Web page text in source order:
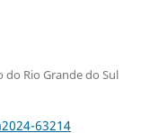
Rio Grande do Sul
63214